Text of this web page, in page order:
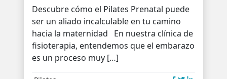
Descubre cómo el Pilates Prenatal puede
ser un aliado incalculable en tu camino
hacia la maternidad En nuestra clínica de
fisioterapia, entendemos que el embarazo
es un proceso muy […]